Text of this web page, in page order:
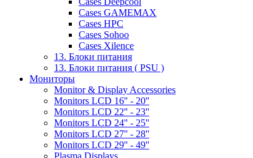
Cases GAMEMAX
Cases HPC
Cases Sohoo
Cases Xilence
13. Блоки питания
13. Блоки питания ( PSU )
Мониторы
Monitor & Display Accessories
Monitors LCD 16'' - 20''
Monitors LCD 22'' - 23''
Monitors LCD 24'' - 25''
Monitors LCD 27'' - 28''
Monitors LCD 29'' - 49''
Plasma Displays